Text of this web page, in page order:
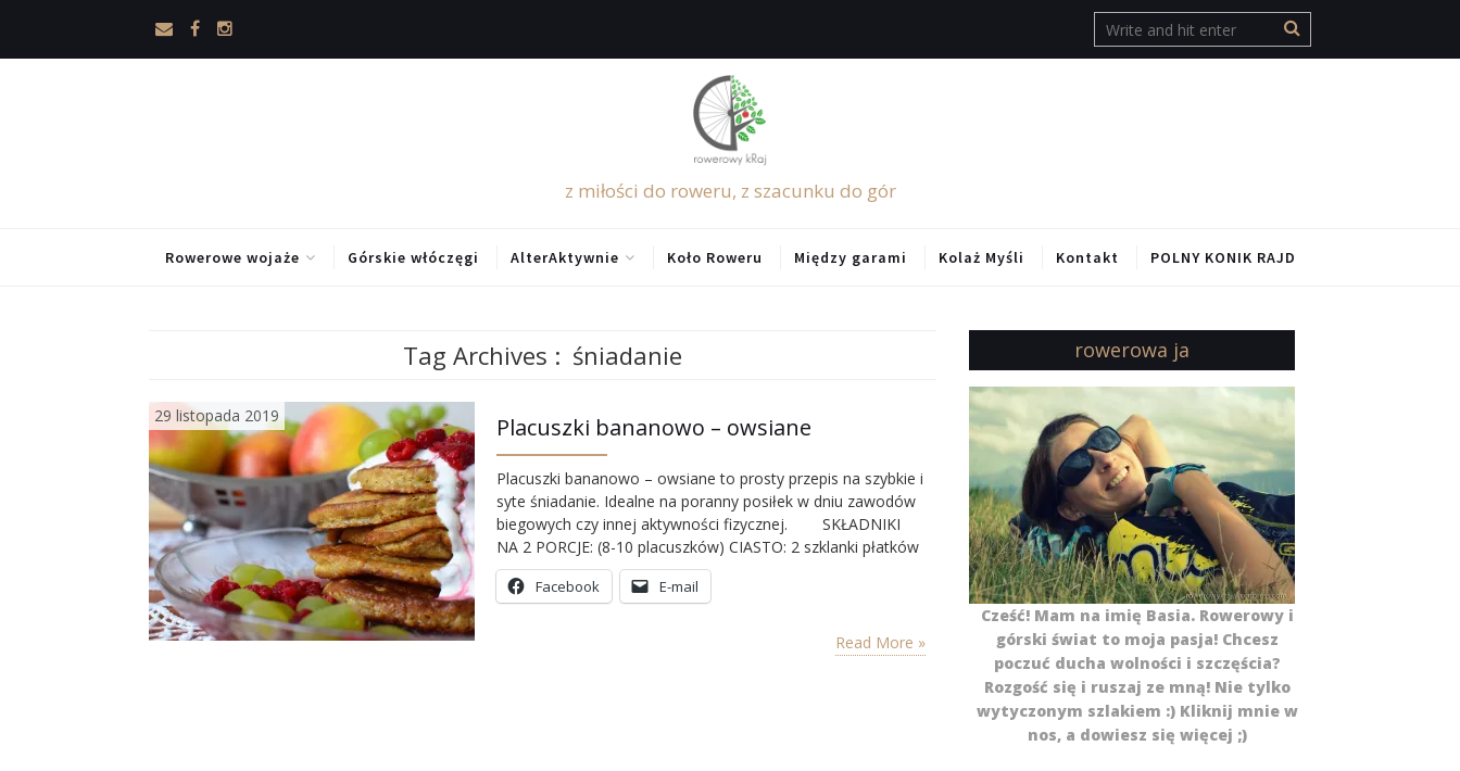
z miłości do roweru, z szacunku do gór
Rowerowe wojaże Górskie włóczęgi AlterAktywnie Koło Roweru Między garami Kolaż Myśli Kontakt POLNY KONIK RAJD
Tag Archives : śniadanie
29 listopada 2019 Placuszki bananowo – owsiane
Placuszki bananowo – owsiane to prosty przepis na szybkie i
syte śniadanie. Idealne na poranny posiłek w dniu zawodów
biegowych czy innej aktywności fizycznej. SKŁADNIKI
NA 2 PORCJE: (8-10 placuszków) CIASTO: 2 szklanki płatków
owsianych 1 banan 1 jajko 1 niepełna szklanka mleka 1/2
łyżeczki sody 2 łyżeczki miodu DODATKI: jogurt naturalny (2-
Facebook E-mail
Read More »
rowerowa ja
Cześć! Mam na imię Basia. Rowerowy i
górski świat to moja pasja! Chcesz
poczuć ducha wolności i szczęścia?
Rozgość się i ruszaj ze mną! Nie tylko
wytyczonym szlakiem :) Kliknij mnie w
nos, a dowiesz się więcej ;)